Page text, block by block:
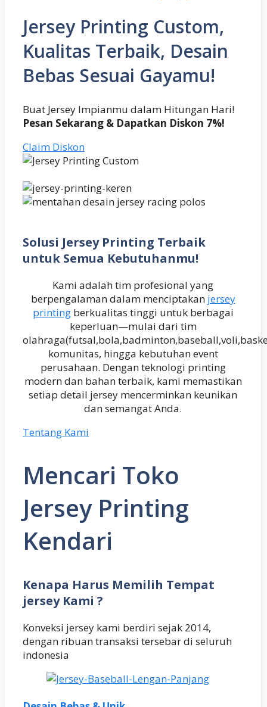
Jersey Printing Custom,
Kualitas Terbaik, Desain
Bebas Sesuai Gayamu!
Buat Jersey Impianmu dalam Hitungan Hari!
Pesan Sekarang & Dapatkan Diskon 7%!
Claim Diskon
Solusi Jersey Printing Terbaik
untuk Semua Kebutuhanmu!
Kami adalah tim profesional yang
berpengalaman dalam menciptakan jersey
printingberkualitas tinggi untuk berbagai
keperluan—mulai dari tim
komunitas, hingga kebutuhan event
perusahaan. Dengan teknologi printing
modern dan bahan terbaik, kami memastikan
setiap detail jersey mencerminkan keunikan
dan semangat Anda.
Tentang Kami
Mencari Toko
Jersey Printing
Kendari
Kenapa Harus Memilih Tempat
jersey Kami ?
Konveksi jersey kami berdiri sejak 2014,
dengan ribuan transaksi tersebar di seluruh
indonesia